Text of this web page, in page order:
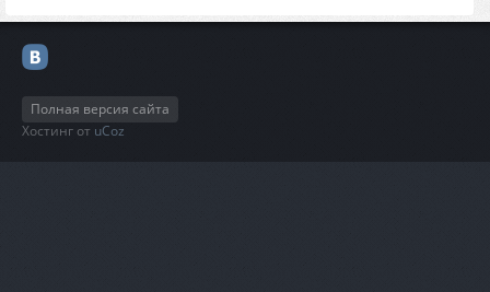
Полная версия сайта
Хостинг от uCoz